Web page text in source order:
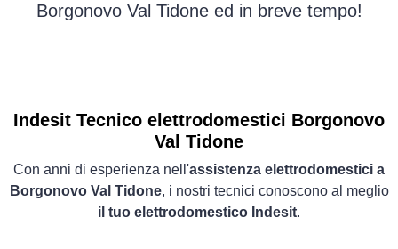
Borgonovo Val Tidone ed in breve tempo!
Indesit Tecnico elettrodomestici Borgonovo
Val Tidone
Con anni di esperienza nell'assistenza elettrodomestici a
Borgonovo Val Tidone, i nostri tecnici conoscono al meglio
il tuo elettrodomestico Indesit.